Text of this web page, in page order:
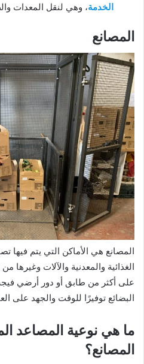
الخدمة، وهي لنقل المعدات
المصانع
المصانع هي الأماكن التي يتم فيها
الغذائية والمعدنية والآلات وغيرها
على أكثر من طابق أو دور أرضي
البضائع توفيرًا للوقت والجهد على
ما هي نوعية المصاعد
المصانع؟